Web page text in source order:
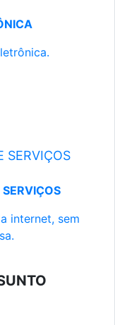
SERVIÇOS
internet, sem